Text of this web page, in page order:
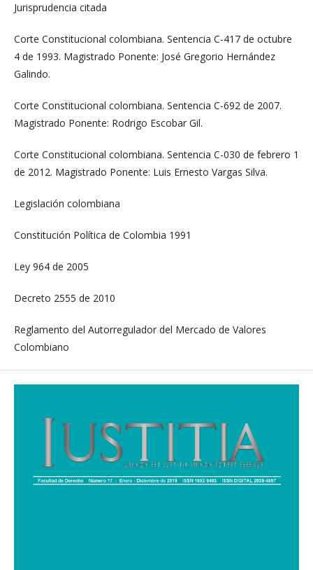
Jurisprudencia citada
Corte Constitucional colombiana. Sentencia C-417 de octubre
4 de 1993. Magistrado Ponente: José Gregorio Hernández
Galindo.
Corte Constitucional colombiana. Sentencia C-692 de 2007.
Magistrado Ponente: Rodrigo Escobar Gil.
Corte Constitucional colombiana. Sentencia C-030 de febrero 1
de 2012. Magistrado Ponente: Luis Ernesto Vargas Silva.
Legislación colombiana
Constitución Política de Colombia 1991
Ley 964 de 2005
Decreto 2555 de 2010
Reglamento del Autorregulador del Mercado de Valores
Colombiano